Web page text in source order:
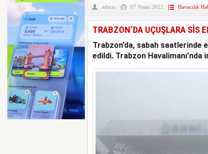
EMIRATES VE
KADAR UZATTI
ANKARA VE
ATAĞI
AYJET’E AİT
admin 07 Nisan 2022 Havacılık
TRABZON’DA UÇUŞLARA SİS
Trabzon’da, sabah
edildi. Trabzon Havalimanı’nda